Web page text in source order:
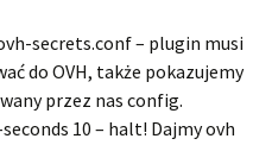
secrets.conf – plugin musi
do OVH, także pokazujemy
przez nas config.
10 – halt! Dajmy ovh